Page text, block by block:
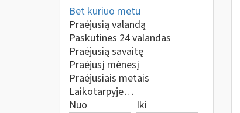
Bet kuriuo metu
Praėjusią valandą
Paskutines 24 valandas
Praėjusią savaitę
Praėjusį mėnesį
Praėjusiais metais
Laikotarpyje…
Nuo
Iki